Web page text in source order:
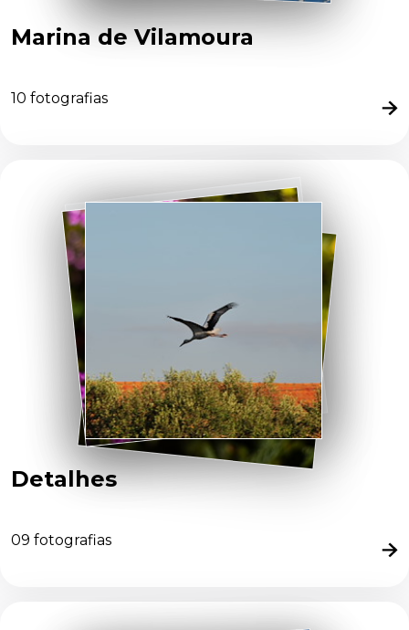
Marina de Vilamoura
10 fotografias
Detalhes
09 fotografias